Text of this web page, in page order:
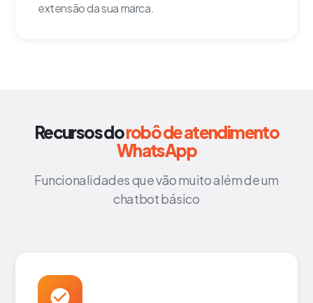
extensão da sua marca.
Recursos dorobô de atendimento
WhatsApp
Funcionalidades que vão muito além de um
chatbot básico